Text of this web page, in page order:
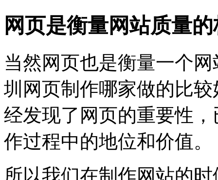
网页是衡量网站质量
当然网页也是衡量一个
圳网页制作哪家做的比
经发现了网页的重要性
作过程中的地位和价值。
所以我们在制作网站的